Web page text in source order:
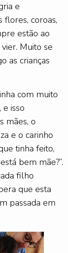
e
flores, coroas,
estão ao
Muito se
as crianças
com muito
e isso
mães, o
e o carinho
tinha feito,
bem mãe?”.
filho
que esta
passada em